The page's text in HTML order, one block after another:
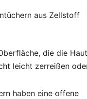
aus Zellstoff
die die Haut
leicht zerreißen
haben eine offene